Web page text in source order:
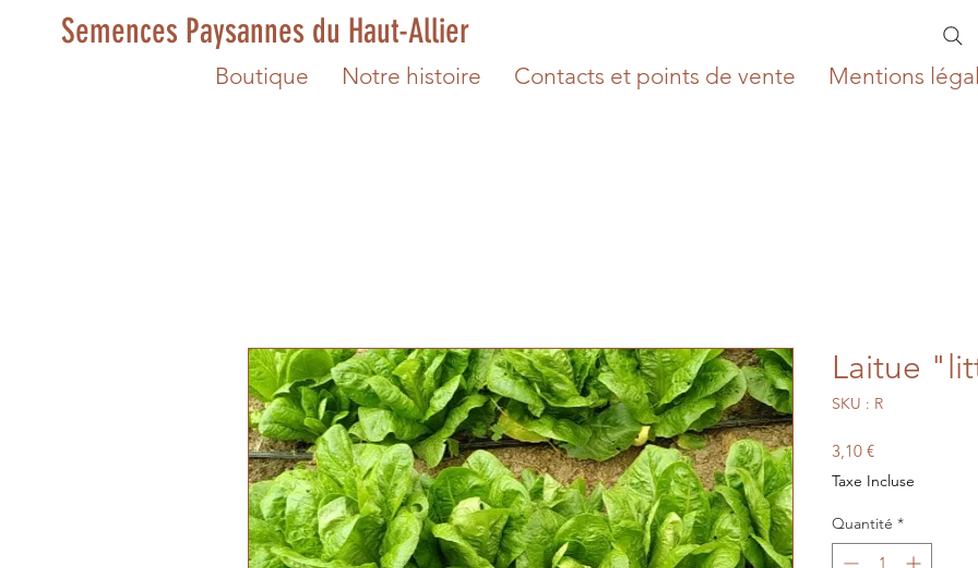
Semences Paysannes du Haut-Allier
Boutique Notre histoire Contacts et points de vente Mentions
Laitue
SKU : R
3,10 €Prix
Taxe Incluse
Quantité *